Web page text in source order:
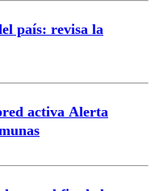
país: revisa la
activa Alerta